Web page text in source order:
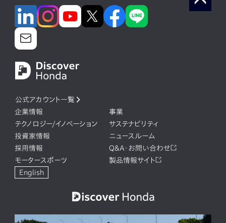
公式アカウント一覧
企業情報
事業
テクノロジー/イノベーション
サステナビリティ
投資家情報
ニュースルーム
採用情報
Q&A・お問い合わせ
モータースポーツ
製品情報サイト
English